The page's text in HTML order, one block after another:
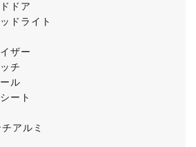
ドア
ドライト
ザー
チ
ル
ート
アルミ